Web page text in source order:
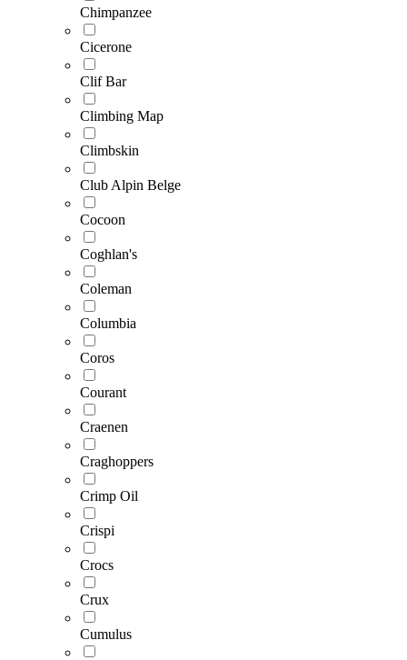
Chimpanzee
Cicerone
Clif Bar
Climbing Map
Climbskin
Club Alpin Belge
Cocoon
Coghlan's
Coleman
Columbia
Coros
Courant
Craenen
Craghoppers
Crimp Oil
Crispi
Crocs
Crux
Cumulus